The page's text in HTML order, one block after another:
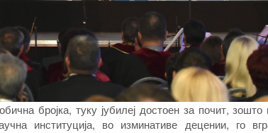
бројка, туку јубилеј достоен за почит,
институција, во изминативе децении, го